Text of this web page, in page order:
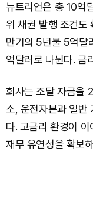
뉴트리언은 총 10억
위 채권 발행 조건도
만기의 5년물 5억
억달러로 나뉜다.
회사는 조달 자금을
소, 운전자본과 일반
다. 고금리 환경이
재무 유연성을 확보